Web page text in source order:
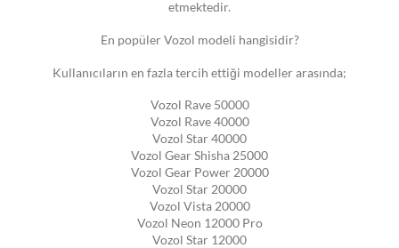
etmektedir.
En popüler Vozol modeli hangisidir?
Kullanıcıların en fazla tercih ettiği modeller arasında;
Vozol Rave 50000
Vozol Rave 40000
Vozol Star 40000
Vozol Gear Shisha 25000
Vozol Gear Power 20000
Vozol Star 20000
Vozol Vista 20000
Vozol Neon 12000 Pro
Vozol Star 12000